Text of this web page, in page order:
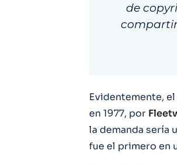
de
Evidentemente,
en 1977, por
la demanda sería
fue el primero en